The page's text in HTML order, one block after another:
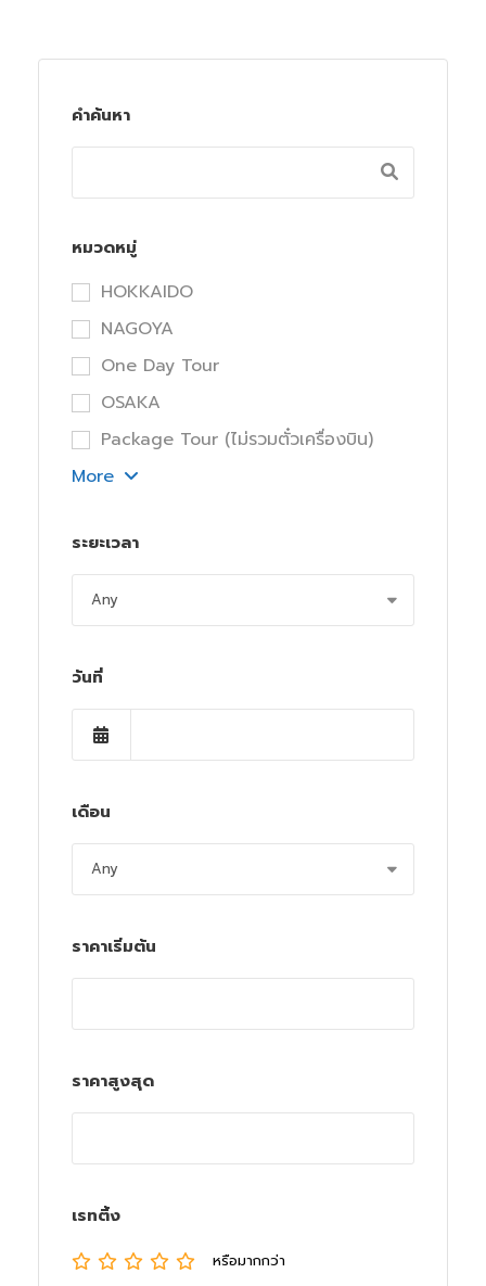
คำค้นหา
หมวดหมู่
HOKKAIDO
NAGOYA
One Day Tour
OSAKA
Package Tour (ไม่รวมตั๋วเครื่องบิน)
More
ระยะเวลา
วันที่
เดือน
ราคาเริ่มต้น
ราคาสูงสุด
เรทติ้ง
หรือมากกว่า